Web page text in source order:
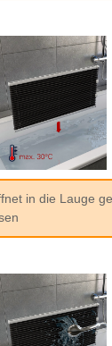
in die Lauge